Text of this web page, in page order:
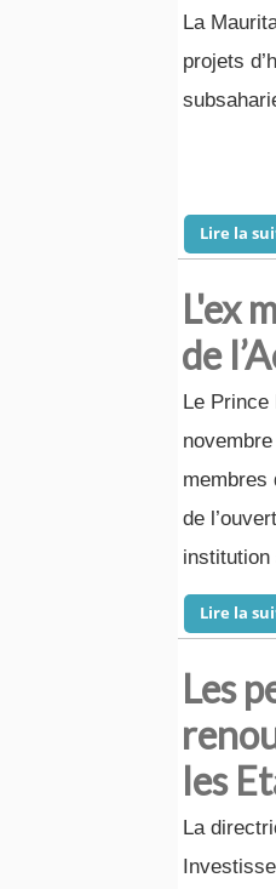
La
projets
Lire la
L'ex
de
Le Prince
membres
de
institution
Lire la
Les
les
La